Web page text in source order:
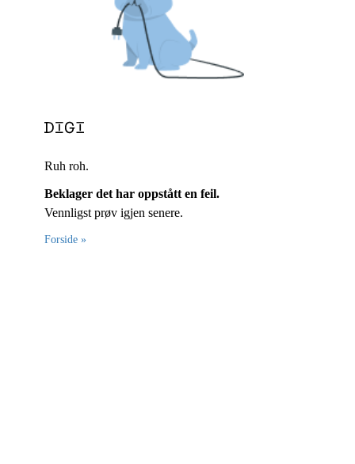
Ruh roh.
Beklager det har oppstått en feil.
Vennligst prøv igjen senere.
Forside »